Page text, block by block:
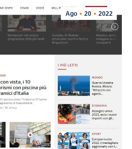
Ago 20 2022